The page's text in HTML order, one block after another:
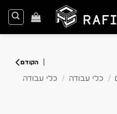
/ כלי עבודה / כלי עבודה